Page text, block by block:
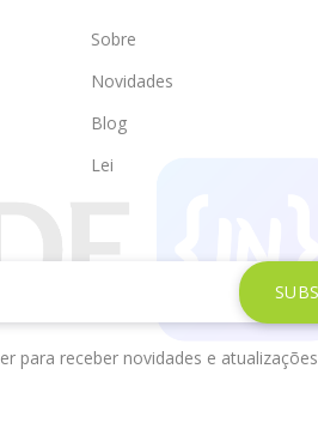
Sobre
Novidades
Blog
Lei
para receber novidades e atualizações